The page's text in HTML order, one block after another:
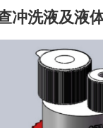
液及液体